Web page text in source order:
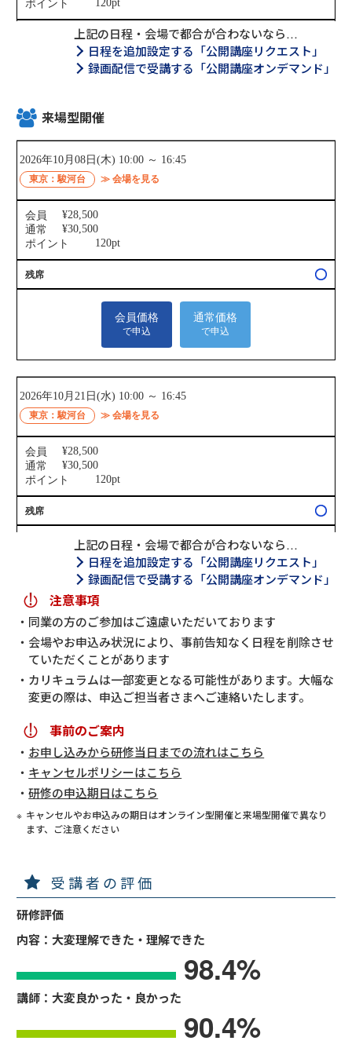
上記の日程・会場で都合が合わないなら…
日程を追加設定する「公開講座リクエスト」
録画配信で受講する「公開講座オンデマンド」
来場型開催
上記の日程・会場で都合が合わないなら…
日程を追加設定する「公開講座リクエスト」
録画配信で受講する「公開講座オンデマンド」
注意事項
同業の方のご参加はご遠慮いただいております
会場やお申込み状況により、事前告知なく日程を削除させ
ていただくことがあります
カリキュラムは一部変更となる可能性があります。大幅な
変更の際は、申込ご担当者さまへご連絡いたします。
事前のご案内
お申し込みから研修当日までの流れはこちら
キャンセルポリシーはこちら
研修の申込期日はこちら
キャンセルやお申込みの期日はオンライン型開催と来場型開催で異なり
ます、ご注意ください
受講者の評価
研修評価
内容：大変理解できた・理解できた
98.4%
講師：大変良かった・良かった
90.4%